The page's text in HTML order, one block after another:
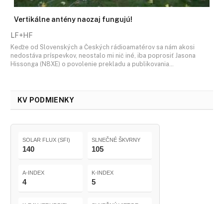
Vertikálne antény naozaj fungujú!
LF+HF
Keďže od Slovenských a Českých rádioamatérov sa nám akosi
nedostáva príspevkov, neostalo mi nič iné, iba poprosiť Jasona
Hissonga (N8XE) o povolenie prekladu a publikovania…
KV PODMIENKY
SOLAR FLUX (SFI)
140
SLNEČNÉ ŠKVRNY
105
A-INDEX
4
K-INDEX
5